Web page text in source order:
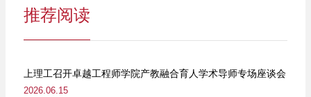
推荐阅读
上理工召开卓越工程师学院产教融合育人学术导师专场座谈会
2026.06.15